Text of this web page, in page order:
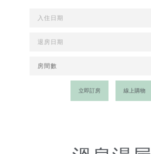
立即訂房 線上購物